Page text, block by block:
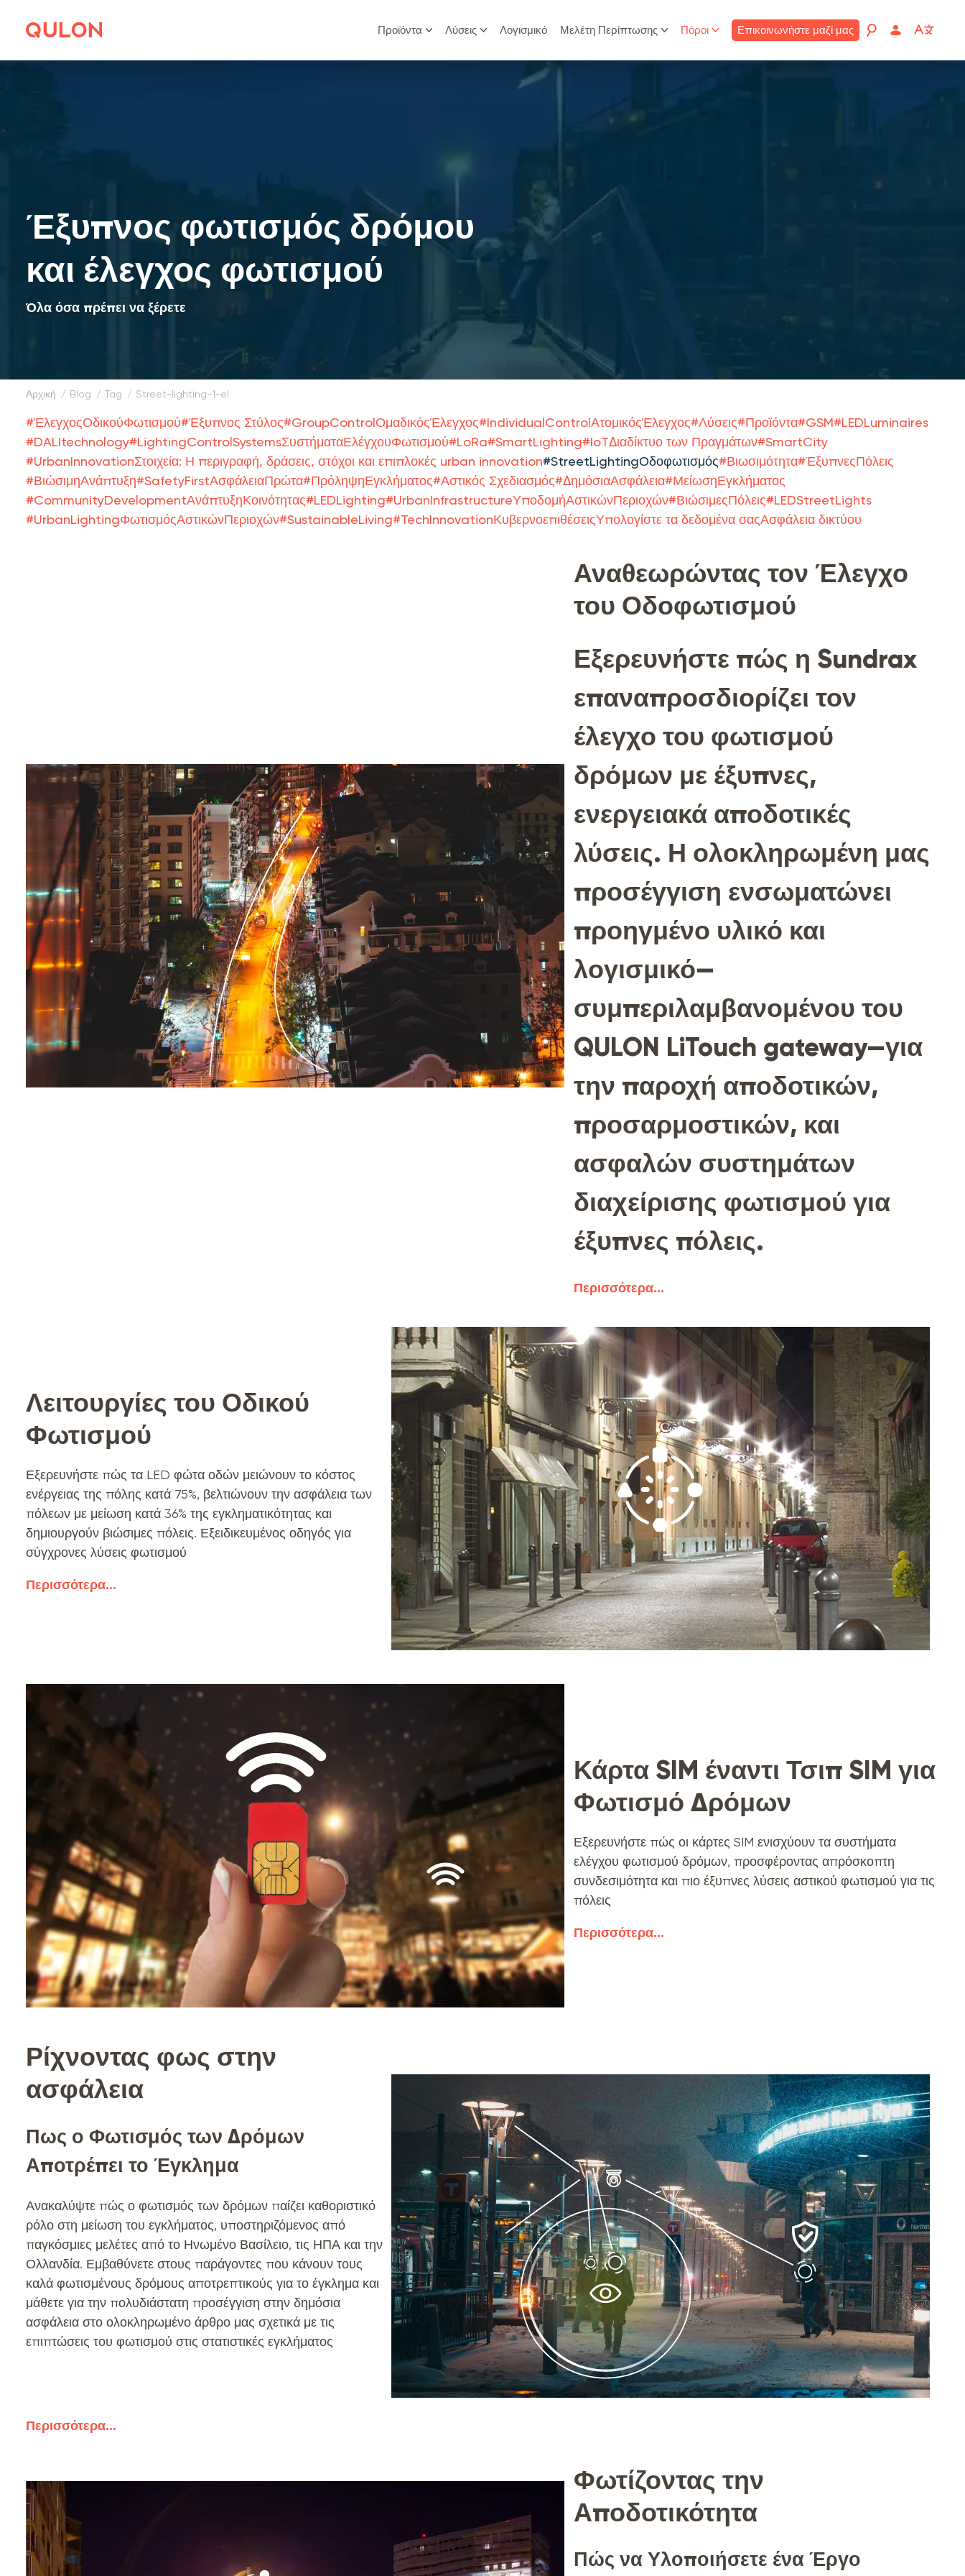
Προϊόντα Λύσεις Λογισμικό Μελέτη Περίπτωσης Πόροι Επικοινωνήστε μαζί μας
Έξυπνος φωτισμός δρόμου
και έλεγχος φωτισμού
Όλα όσα πρέπει να ξέρετε
Αρχική blog tag street-lighting-1-el
#ΈλεγχοςΟδικούΦωτισμού#Έξυπνος Στύλος#GroupСontrolΟμαδικόςΈλεγχος#IndividualСontrolΑτομικόςΈλεγχος#Λύσεις#Προϊόντα#GSM#LEDLuminaires
#DALItechnology#LightingControlSystemsΣυστήματαΕλέγχουΦωτισμού#LoRa#SmartLighting#IoTΔιαδίκτυο των Πραγμάτων#SmartCity
#UrbanInnovationΣτοιχεία: Η περιγραφή, δράσεις, στόχοι και επιπλοκές urban innovation#StreetLightingΟδοφωτισμός#Βιωσιμότητα#ΈξυπνεςΠόλεις
#ΒιώσιμηΑνάπτυξη#SafetyFirstΑσφάλειαΠρώτα#ΠρόληψηΕγκλήματος#Αστικός Σχεδιασμός#ΔημόσιαΑσφάλεια#ΜείωσηΕγκλήματος
#CommunityDevelopmentΑνάπτυξηΚοινότητας#LEDLighting#UrbanInfrastructureΥποδομήΑστικώνΠεριοχών#ΒιώσιμεςΠόλεις#LEDStreetLights
#UrbanLightingΦωτισμόςΑστικώνΠεριοχών#SustainableLiving#TechInnovationΚυβερνοεπιθέσειςΥπολογίστε τα δεδομένα σαςΑσφάλεια δικτύου
Αναθεωρώντας τον Έλεγχο
του Οδοφωτισμού
Εξερευνήστε πώς η Sundrax
επαναπροσδιορίζει τον
έλεγχο του φωτισμού
δρόμων με έξυπνες,
ενεργειακά αποδοτικές
λύσεις. Η ολοκληρωμένη μας
προσέγγιση ενσωματώνει
προηγμένο υλικό και
λογισμικό—
συμπεριλαμβανομένου του
QULON LiTouch gateway—για
την παροχή αποδοτικών,
προσαρμοστικών, και
ασφαλών συστημάτων
διαχείρισης φωτισμού για
έξυπνες πόλεις.
Περισσότερα...
Λειτουργίες του Οδικού
Φωτισμού
Εξερευνήστε πώς τα LED φώτα οδών μειώνουν το κόστος
ενέργειας της πόλης κατά 75%, βελτιώνουν την ασφάλεια των
πόλεων με μείωση κατά 36% της εγκληματικότητας και
δημιουργούν βιώσιμες πόλεις. Εξειδικευμένος οδηγός για
σύγχρονες λύσεις φωτισμού
Περισσότερα...
Κάρτα SIM έναντι Τσιπ SIM για
Φωτισμό Δρόμων
Εξερευνήστε πώς οι κάρτες SIM ενισχύουν τα συστήματα
ελέγχου φωτισμού δρόμων, προσφέροντας απρόσκοπτη
συνδεσιμότητα και πιο έξυπνες λύσεις αστικού φωτισμού για τις
πόλεις
Περισσότερα...
Ρίχνοντας φως στην
ασφάλεια
Πως ο Φωτισμός των Δρόμων
Αποτρέπει το Έγκλημα
Ανακαλύψτε πώς ο φωτισμός των δρόμων παίζει καθοριστικό
ρόλο στη μείωση του εγκλήματος, υποστηριζόμενος από
παγκόσμιες μελέτες από το Ηνωμένο Βασίλειο, τις ΗΠΑ και την
Ολλανδία. Εμβαθύνετε στους παράγοντες που κάνουν τους
καλά φωτισμένους δρόμους αποτρεπτικούς για το έγκλημα και
μάθετε για την πολυδιάστατη προσέγγιση στην δημόσια
ασφάλεια στο ολοκληρωμένο άρθρο μας σχετικά με τις
επιπτώσεις του φωτισμού στις στατιστικές εγκλήματος
Περισσότερα...
Φωτίζοντας την
Αποδοτικότητα
Πώς να Υλοποιήσετε ένα Έργο